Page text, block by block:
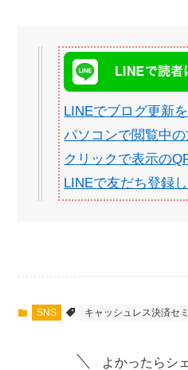
LINEでブログ更新
パソコンで閲覧中
クリックで表示の
LINEで友だち登録
SNS キャッシュレス決済セ
よかったらシ